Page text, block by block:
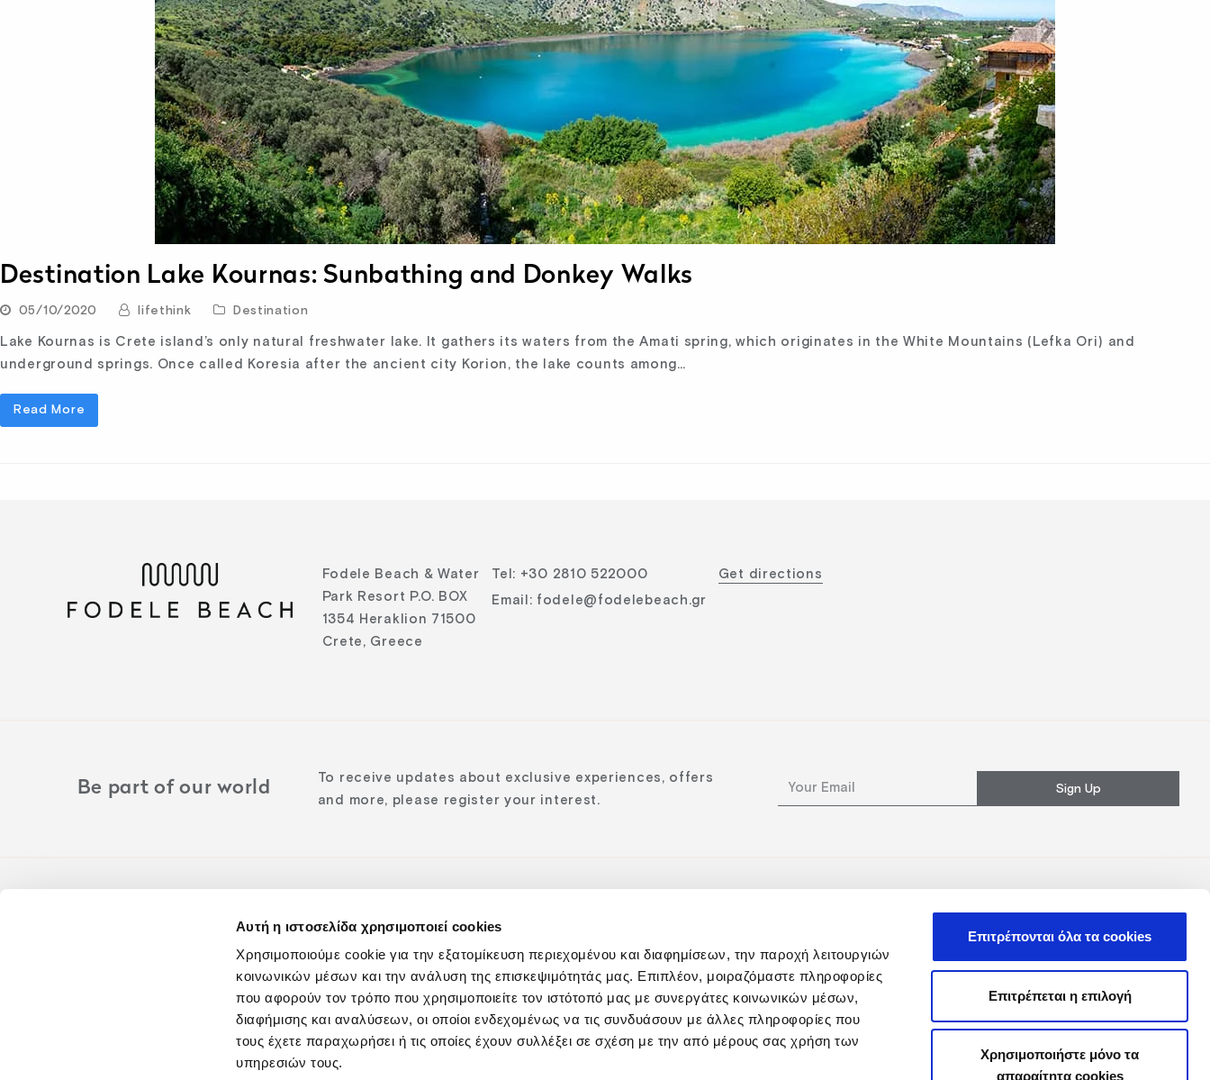
Αυτή η ιστοσελίδα χρησιμοποιεί cookies
Χρησιμοποιούμε cookie για την εξατομίκευση περιεχομένου και διαφημίσεων, την παροχή λειτουργιών
κοινωνικών μέσων και την ανάλυση της επισκεψιμότητάς μας. Επιπλέον, μοιραζόμαστε πληροφορίες
που αφορούν τον τρόπο που χρησιμοποιείτε τον ιστότοπό μας με συνεργάτες κοινωνικών μέσων,
διαφήμισης και αναλύσεων, οι οποίοι ενδεχομένως να τις συνδυάσουν με άλλες πληροφορίες που
τους έχετε παραχωρήσει ή τις οποίες έχουν συλλέξει σε σχέση με την από μέρους σας χρήση των
υπηρεσιών τους.
Επιτρέπονται όλα τα cookies
Επιτρέπεται η επιλογή
Χρησιμοποιήστε μόνο τα
απαραίτητα cookies
Destination Lake Kournas: Sunbathing and Donkey Walks
05/10/2020 lifethink Destination
Lake Kournas is Crete island’s only natural freshwater lake. It gathers its waters from the Amati spring, which originates in the White Mountains (Lefka Ori) and
underground springs. Once called Koresia after the ancient city Korion, the lake counts among…
Read More
Fodele Beach & Water
Park Resort P.O. BOX
1354 Heraklion 71500
Crete, Greece
Tel : +30 2810 522000
Email : fodele@fodelebeach.gr
Get directions
Be part of our world
To receive updates about exclusive experiences, offers
and more, please register your interest.
Sign Up
Follow us on: